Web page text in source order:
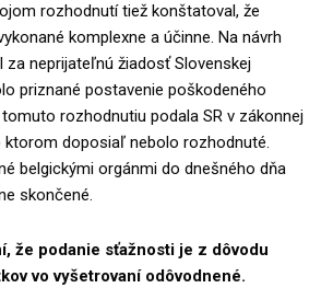
rozhodnutí tiež konštatoval, že
komplexne a účinne. Na návrh
za neprijateľnú žiadosť Slovenskej
priznané postavenie poškodeného
rozhodnutiu podala SR v zákonnej
ktorom doposiaľ nebolo rozhodnuté.
belgickými orgánmi do dnešného dňa
skončené.
že podanie sťažnosti je z dôvodu
vo vyšetrovaní odôvodnené.